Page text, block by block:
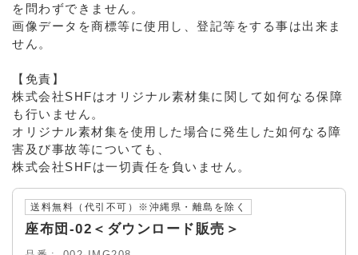
を問わずできません。
画像データを商標等に使用し、登記等をする事は出来ま
せん。
【免責】
株式会社SHFはオリジナル素材集に関して如何なる保障
も行いません。
オリジナル素材集を使用した場合に発生した如何なる障
害及び事故等についても、
株式会社SHFは一切責任を負いません。
送料無料（代引不可）※沖縄県・離島を除く
座布団-02＜ダウンロード販売＞